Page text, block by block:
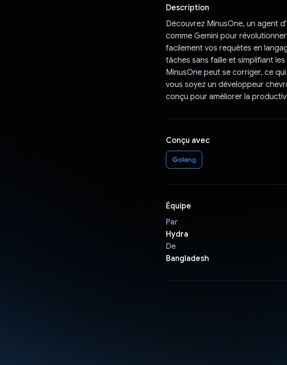
Description
Découvrez MinusOne, un agent
comme Gemini pour
facilement vos requêtes en
tâches sans faille et simplifiant
MinusOne peut se corriger, ce
vous soyez un développeur
conçu pour améliorer la
Conçu avec
Golang
Équipe
Par
Hydra
De
Bangladesh